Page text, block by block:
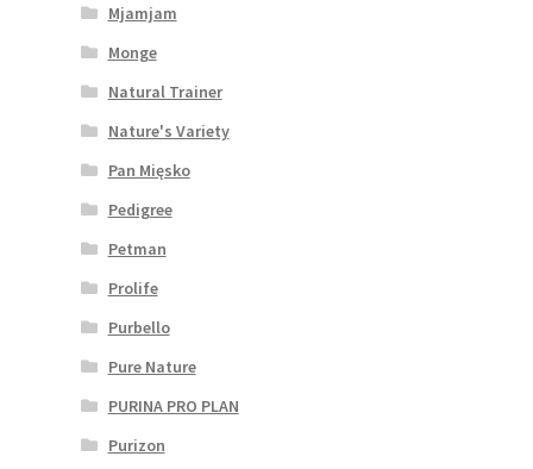
Mjamjam
Monge
Natural Trainer
Nature's Variety
Pan Mięsko
Pedigree
Petman
Prolife
Purbello
Pure Nature
PURINA PRO PLAN
Purizon